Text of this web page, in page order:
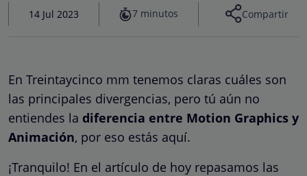
14 Jul 2023 7 minutos Compartir
En Treintaycinco mm tenemos claras cuáles son
las principales divergencias, pero tú aún no
entiendes la diferencia entre Motion Graphics y
Animación, por eso estás aquí.
¡Tranquilo! En el artículo de hoy repasamos las